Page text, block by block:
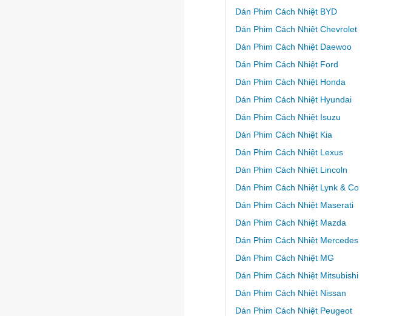
Dán Phim Cách Nhiệt BYD
Dán Phim Cách Nhiệt Chevrolet
Dán Phim Cách Nhiệt Daewoo
Dán Phim Cách Nhiệt Ford
Dán Phim Cách Nhiệt Honda
Dán Phim Cách Nhiệt Hyundai
Dán Phim Cách Nhiệt Isuzu
Dán Phim Cách Nhiệt Kia
Dán Phim Cách Nhiệt Lexus
Dán Phim Cách Nhiệt Lincoln
Dán Phim Cách Nhiệt Lynk & Co
Dán Phim Cách Nhiệt Maserati
Dán Phim Cách Nhiệt Mazda
Dán Phim Cách Nhiệt Mercedes
Dán Phim Cách Nhiệt MG
Dán Phim Cách Nhiệt Mitsubishi
Dán Phim Cách Nhiệt Nissan
Dán Phim Cách Nhiệt Peugeot